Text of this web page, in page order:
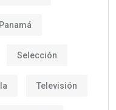
Panamá
Selección
Televisión